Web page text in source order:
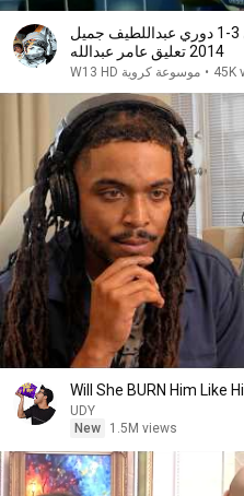
ملخص مبارة النصر والاهلي 3-1 دوري عبداللطيف جميل
2014 تعليق عامر عبدالله
موسوعة كروية W13 HD • 45K
Will She BURN Him Like
UDY
New
1.5M views